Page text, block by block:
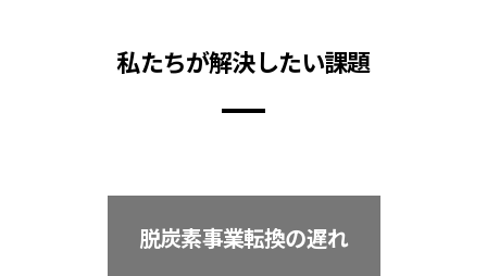
私たちが解決したい課題
脱炭素事業転換の遅れ